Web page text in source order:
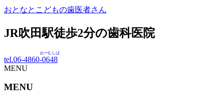
おとなとこどもの歯医者さん
JR吹田駅徒歩2分の歯科医院
tel.06-4860-0648
おーむしば
MENU
MENU